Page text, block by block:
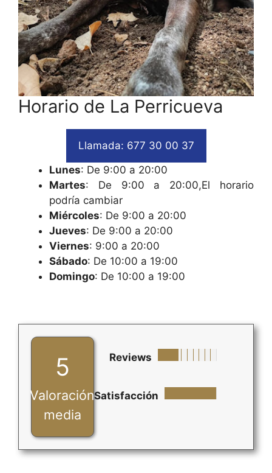
Horario de La Perricueva
Llamada: 677 30 00 37
Lunes: De 9:00 a 20:00
Martes: De 9:00 a 20:00,El horario
podría cambiar
Miércoles: De 9:00 a 20:00
Jueves: De 9:00 a 20:00
Viernes: 9:00 a 20:00
Sábado: De 10:00 a 19:00
Domingo: De 10:00 a 19:00
5
Valoración
media
Reviews
Satisfacción